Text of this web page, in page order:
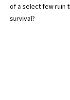
of a select few ruin
survival?